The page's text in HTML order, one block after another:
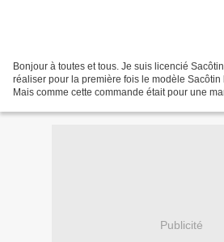
Bonjour à toutes et tous. Je suis licencié
réaliser pour la première fois le modèle Sacôtin
Mais comme cette commande était pour une
Publicité